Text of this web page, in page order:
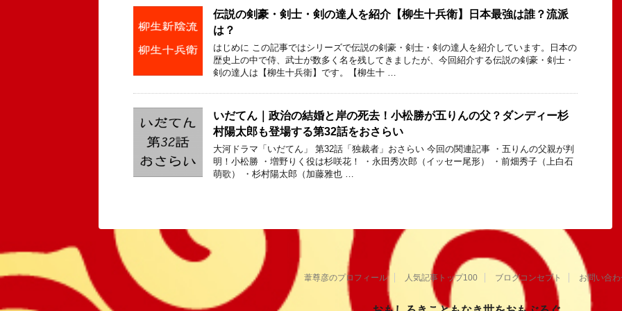
伝説の剣豪・剣士・剣の達人を紹介【柳生十兵衛】日本最強は誰？流派
は？
はじめに この記事ではシリーズで伝説の剣豪・剣士・剣の達人を紹介しています。日本の
歴史上の中で侍、武士が数多く名を残してきましたが、今回紹介する伝説の剣豪・剣士・
剣の達人は【柳生十兵衛】です。【柳生十 …
いだてん｜政治の結婚と岸の死去！小松勝が五りんの父？ダンディー杉
村陽太郎も登場する第32話をおさらい
大河ドラマ「いだてん」 第32話「独裁者」おさらい 今回の関連記事 ・五りんの父親が判
明！小松勝 ・増野りく役は杉咲花！ ・永田秀次郎（イッセー尾形） ・前畑秀子（上白石
萌歌） ・杉村陽太郎（加藤雅也 …
葦尊彦のプロフィール 人気記事トップ100 ブログコンセプト お問い合